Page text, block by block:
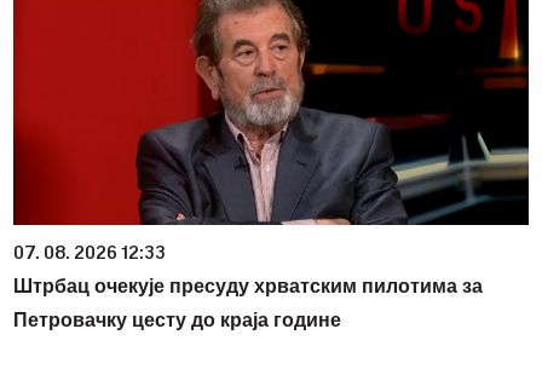
07. 08. 2026 12:33
Штрбац очекује пресуду хрватским пилотима за
Петровачку цесту до краја године